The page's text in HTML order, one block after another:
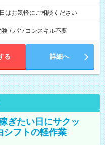
はお気軽にご相談ください
務 / パソコンスキル不要
る 詳細へ
ぎたい日にサクッ
シフトの軽作業